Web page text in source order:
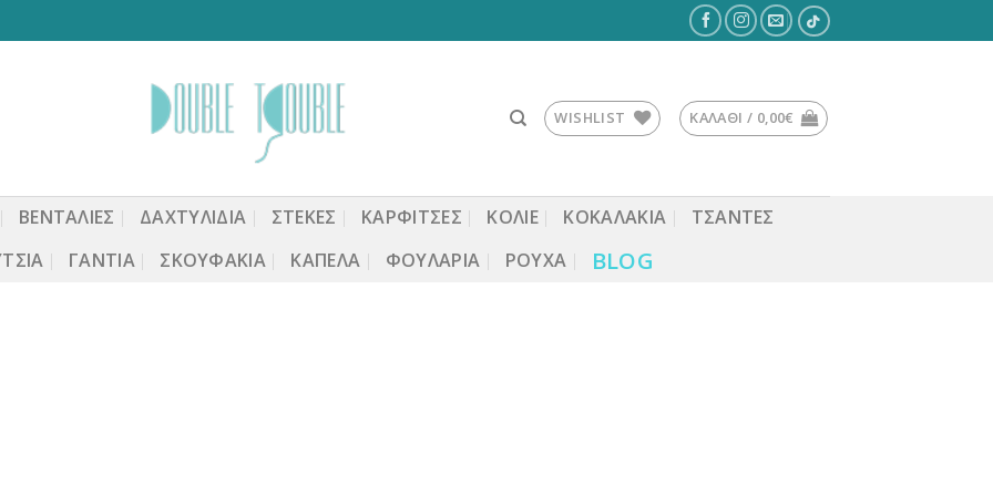
WISHLIST ΚΑΛΆΘΙ / 0,00€
ΒΕΝΤΆΛΙΕΣ ΔΑΧΤΥΛΙΔΙΑ ΣΤΈΚΕΣ ΚΑΡΦΙΤΣΕΣ ΚΟΛΙΕ ΚΟΚΑΛΆΚΙΑ
ΤΣΆΝΤΕΣ
ΓΆΝΤΙΑ ΣΚΟΥΦΆΚΙΑ ΚΑΠΈΛΑ ΦΟΥΛΆΡΙΑ ΡΟΎΧΑ BLOG